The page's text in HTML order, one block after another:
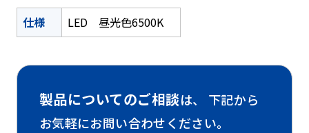
仕様 LED 昼光色6500K
製品についてのご相談は、
下記から
お気軽にお問い合わせください。